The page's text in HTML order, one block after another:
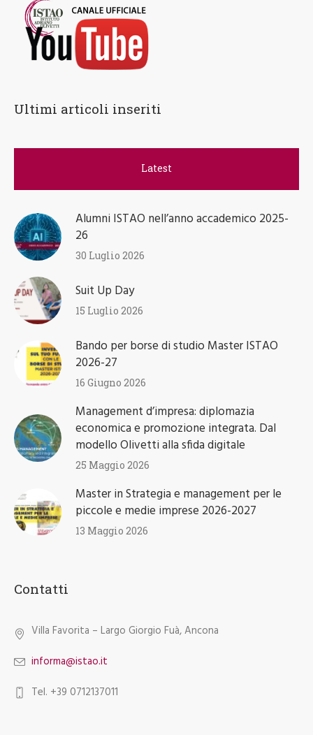
Ultimi articoli inseriti
Latest
Alumni ISTAO nell’anno accademico 2025-
26
30 Luglio 2026
Suit Up Day
15 Luglio 2026
Bando per borse di studio Master ISTAO
2026-27
16 Giugno 2026
Management d’impresa: diplomazia
economica e promozione integrata. Dal
modello Olivetti alla sfida digitale
25 Maggio 2026
Master in Strategia e management per le
piccole e medie imprese 2026-2027
13 Maggio 2026
Contatti
Villa Favorita – Largo Giorgio Fuà, Ancona
informa@istao.it
Tel. +39 0712137011